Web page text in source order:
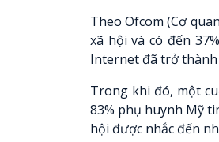
Theo Ofcom (Cơ
xã hội và có đến
Internet đã trở
Trong khi đó, một
83% phụ huynh Mỹ
hội được nhắc đến